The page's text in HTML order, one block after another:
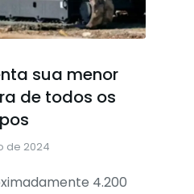
sua menor
de todos os
de 2024
4.200